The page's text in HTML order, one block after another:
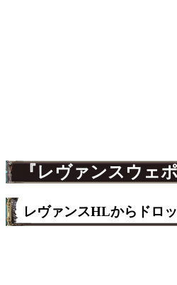
『レヴァンスウェ
レヴァンスHLからドロ